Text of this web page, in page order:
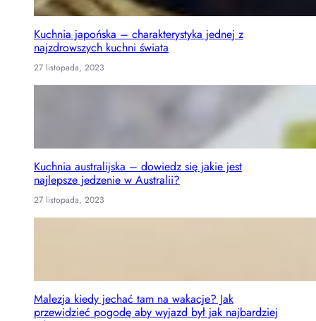
Kuchnia japońska – charakterystyka jednej z
najzdrowszych kuchni świata
27 listopada, 2023
Kuchnia australijska – dowiedz się jakie jest
najlepsze jedzenie w Australii?
27 listopada, 2023
Malezja kiedy jechać tam na wakacje? Jak
przewidzieć pogodę aby wyjazd był jak najbardziej